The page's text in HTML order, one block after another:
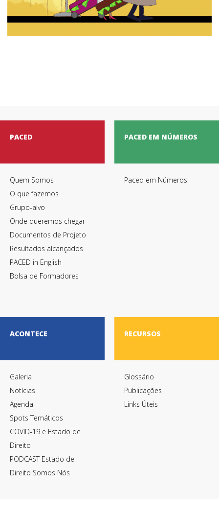
PACED
Quem Somos
O que fazemos
Grupo-alvo
Onde queremos chegar
Documentos de Projeto
Resultados alcançados
PACED in English
Bolsa de Formadores
PACED EM NÚMEROS
Paced em Números
ACONTECE
Galeria
Notícias
Agenda
Spots Temáticos
COVID-19 e Estado de
Direito
PODCAST Estado de
Direito Somos Nós
RECURSOS
Glossário
Publicações
Links Úteis